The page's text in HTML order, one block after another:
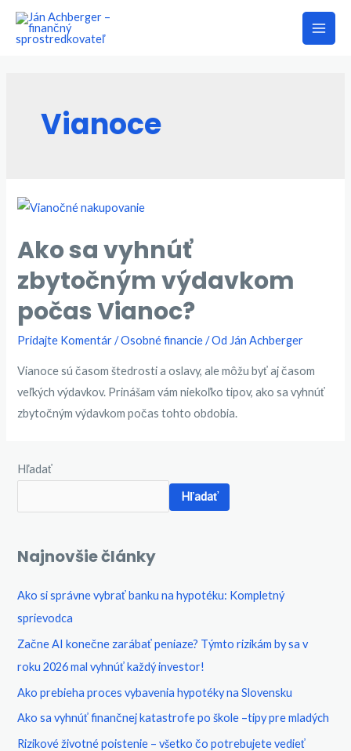
Preskočiť
Main
Vianoce
Ako sa vyhnúť
zbytočným výdavkom
počas Vianoc?
Pridajte Komentár /Osobné financie/ Od Ján Achberger
Vianoce sú časom štedrosti a oslavy, ale môžu byť aj časom
veľkých výdavkov. Prinášam vám niekoľko tipov, ako sa vyhnúť
zbytočným výdavkom počas tohto obdobia.
Hľadať
Hľadať
Najnovšie články
Ako si správne vybrať banku na hypotéku: Kompletný
sprievodca​
Začne AI konečne zarábať peniaze? Týmto rizikám by sa v
roku 2026 mal vyhnúť každý investor!
Ako prebieha proces vybavenia hypotéky na Slovensku
Ako sa vyhnúť finančnej katastrofe po škole –tipy pre mladých
Rizikové životné poistenie – všetko čo potrebujete vedieť